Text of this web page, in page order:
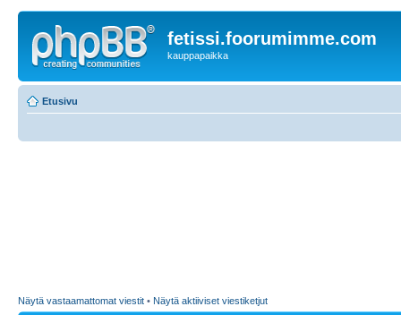
fetissi.foorumimme.com
kauppapaikka
Etusivu
Näytä vastaamattomat viestit • Näytä aktiiviset viestiketjut